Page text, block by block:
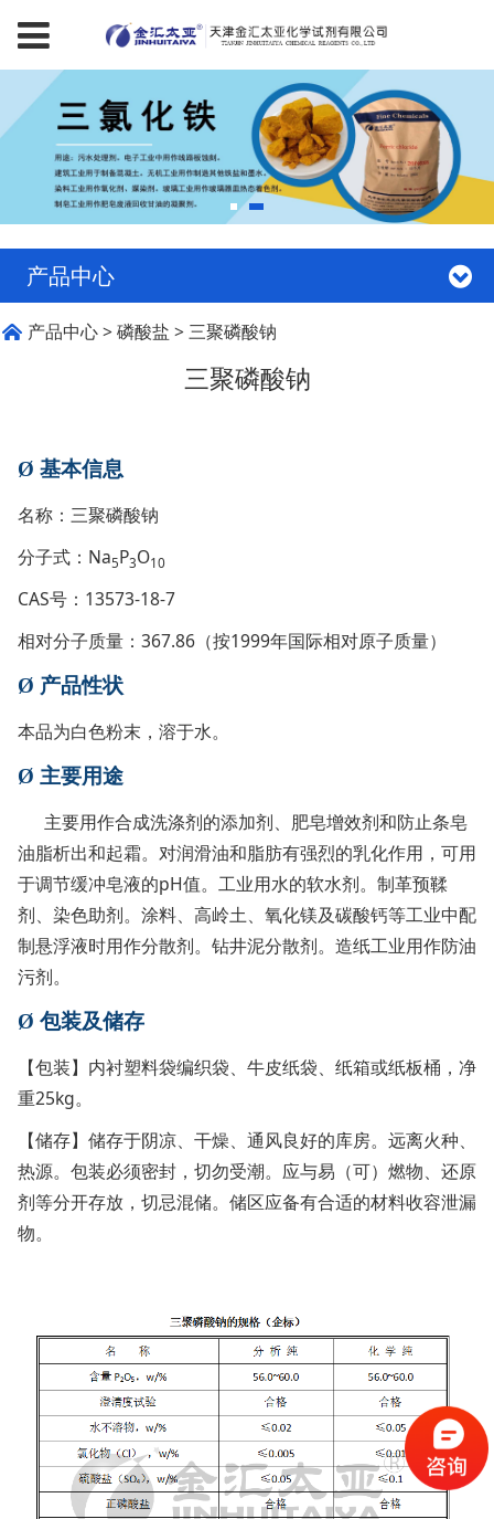
产品中心
三聚磷酸钠
产品中心>磷酸盐 >三聚磷酸钠
三聚磷酸钠
Ø 基本信息
名称：三聚磷酸钠
分子式：Na5P3O10
CAS号：13573-18-7
相对分子质量：367.86（按1999年国际相对原子质量）
Ø 产品性状
本品为白色粉末，溶于水。
Ø 主要用途
主要用作合成洗涤剂的添加剂、肥皂增效剂和防止条皂
油脂析出和起霜。对润滑油和脂肪有强烈的乳化作用，可用
于调节缓冲皂液的pH值。工业用水的软水剂。制革预鞣
剂、染色助剂。涂料、高岭土、氧化镁及碳酸钙等工业中配
制悬浮液时用作分散剂。钻井泥分散剂。造纸工业用作防油
污剂。
Ø 包装及储存
【包装】内衬塑料袋编织袋、牛皮纸袋、纸箱或纸板桶，净
重25kg。
【储存】储存于阴凉、干燥、通风良好的库房。远离火种、
热源。包装必须密封，切勿受潮。应与易（可）燃物、还原
剂等分开存放，切忌混储。储区应备有合适的材料收容泄漏
物。